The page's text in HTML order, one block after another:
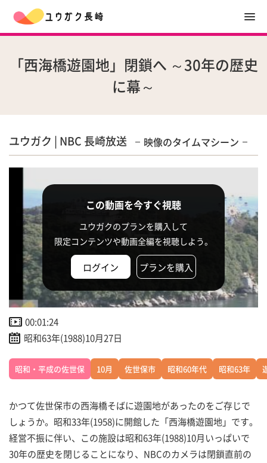
「西海橋遊園地」閉鎖へ ～30年の歴史
に幕～
ユウガク | NBC 長崎放送 映像のタイムマシーン
この動画を今すぐ視聴
ユウガクのプランを購入して
限定コンテンツや動画全編を視聴しよう。
ログイン プランを購入
00:01:24
昭和63年(1988)10月27日
昭和・平成の佐世保 10月 佐世保市 昭和60年代 昭和63年
かつて佐世保市の西海橋そばに遊園地があったのをご存じで
しょうか。昭和33年(1958)に開館した「西海橋遊園地」です。
経営不振に伴い、この施設は昭和63年(1988)10月いっぱいで
30年の歴史を閉じることになり、NBCのカメラは閉鎖直前の